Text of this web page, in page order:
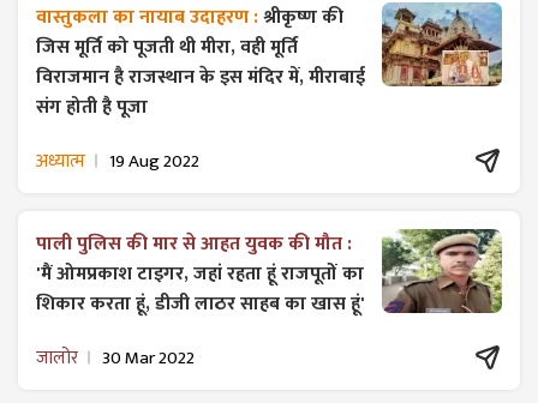
वास्तुकला का नायाब उदाहरण :श्रीकृष्ण की
जिस मूर्ति को पूजती थी मीरा, वही मूर्ति
विराजमान है राजस्थान के इस मंदिर में, मीराबाई
संग होती है पूजा
अध्यात्म 19 Aug 2022
पाली पुलिस की मार से आहत युवक की मौत :
'मैं ओमप्रकाश टाइगर, जहां रहता हूं राजपूतों का
शिकार करता हूं, डीजी लाठर साहब का खास हूं'
जालोर 30 Mar 2022